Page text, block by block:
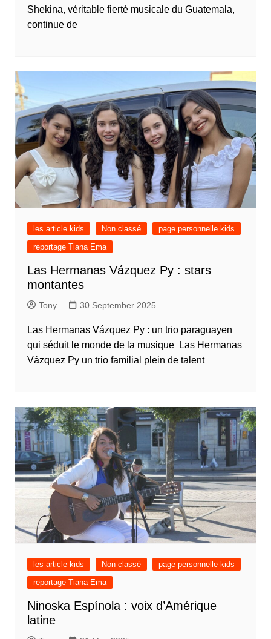
Shekina, véritable fierté musicale du Guatemala,
continue de
les article kids Non classé
page personnelle kids
reportage Tiana Ema
Las Hermanas Vázquez Py : stars
montantes
Tony 30 September 2025
Las Hermanas Vázquez Py : un trio paraguayen
qui séduit le monde de la musique Las Hermanas
Vázquez Py un trio familial plein de talent
les article kids Non classé
page personnelle kids
reportage Tiana Ema
Ninoska Espínola : voix d’Amérique
latine